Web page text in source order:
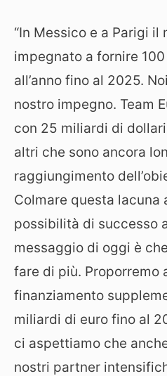
“In Messico e a Parigi il
impegnato a fornire
all’anno fino al 2025.
nostro impegno. Team
con 25 miliardi di dollari
altri che sono ancora
raggiungimento
Colmare questa lacuna
possibilità di successo
messaggio di oggi è
fare di più. Proporremo
finanziamento
miliardi di euro fino al
ci aspettiamo che
nostri partner